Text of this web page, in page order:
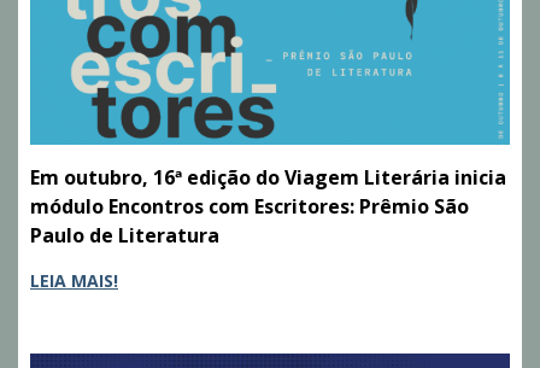
Em outubro, 16ª edição do Viagem Literária inicia
módulo Encontros com Escritores: Prêmio São
Paulo de Literatura
LEIA MAIS!